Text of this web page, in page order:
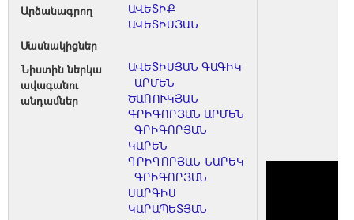
Արձանագրող
ԱՎԵՏԻՔ
ԱՎԵՏԻՍՅԱՆ
Մասնակիցներ
Նիստին ներկա
ավագանու
անդամներ
ԱՎԵՏԻՍՅԱՆ ԳԱԳԻԿ
ԱՐՄԵՆ
ԾԱՌՈՒԿՅԱՆ
ԳՐԻԳՈՐՅԱՆ ԱՐՄԵՆ
ԳՐԻԳՈՐՅԱՆ
ԿԱՐԵՆ
ԳՐԻԳՈՐՅԱՆ ՆԱՐԵԿ
ԳՐԻԳՈՐՅԱՆ
ՍԱՐԳԻՍ
ԿԱՐԱՊԵՏՅԱՆ